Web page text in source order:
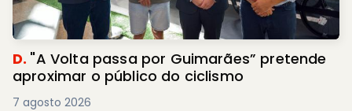
D. "A Volta passa por Guimarães” pretende
aproximar o público do ciclismo
7 agosto 2026